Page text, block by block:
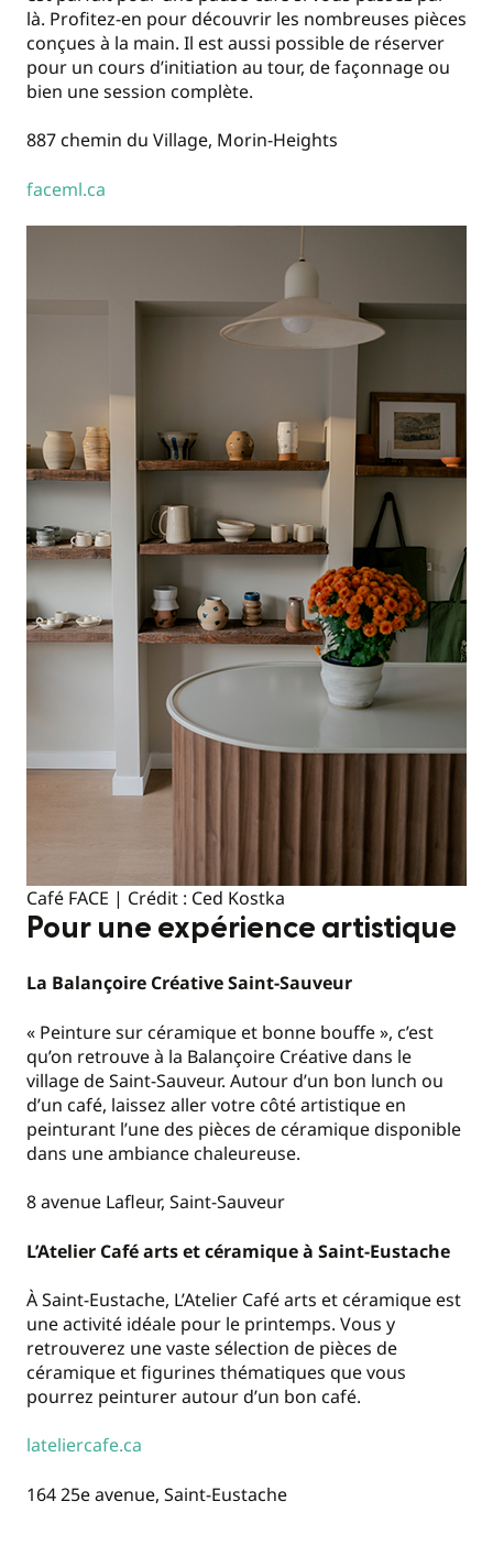
là. Profitez-en pour découvrir les nombreuses pièces
conçues à la main. Il est aussi possible de réserver
pour un cours d’initiation au tour, de façonnage ou
bien une session complète.
887 chemin du Village, Morin-Heights
faceml.ca
Café FACE | Crédit : Ced Kostka
Pour une expérience artistique
La Balançoire Créative Saint-Sauveur
« Peinture sur céramique et bonne bouffe », c’est
qu’on retrouve à la Balançoire Créative dans le
village de Saint-Sauveur. Autour d’un bon lunch ou
d’un café, laissez aller votre côté artistique en
peinturant l’une des pièces de céramique disponible
dans une ambiance chaleureuse.
8 avenue Lafleur, Saint-Sauveur
L’Atelier Café arts et céramique à Saint-Eustache
À Saint-Eustache, L’Atelier Café arts et céramique est
une activité idéale pour le printemps. Vous y
retrouverez une vaste sélection de pièces de
céramique et figurines thématiques que vous
pourrez peinturer autour d’un bon café.
lateliercafe.ca
164 25e avenue, Saint-Eustache